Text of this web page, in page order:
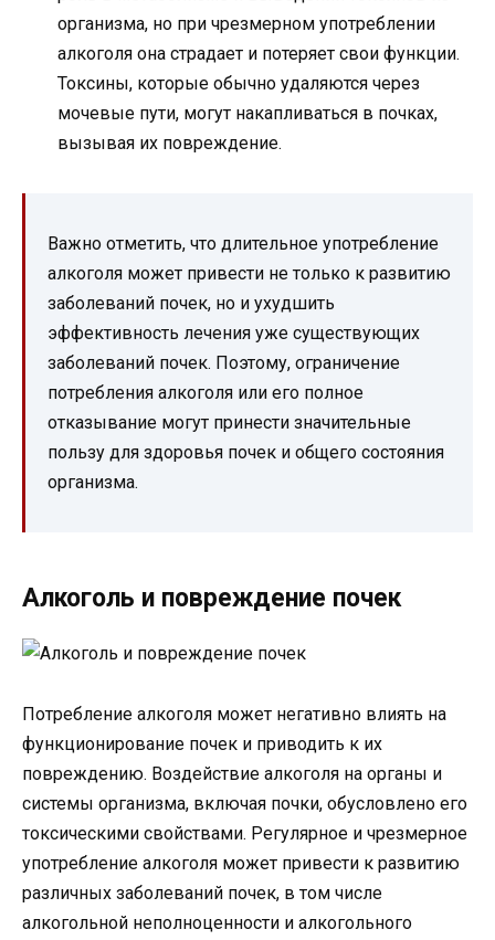
организма, но при чрезмерном употреблении
алкоголя она страдает и потеряет свои функции.
Токсины, которые обычно удаляются через
мочевые пути, могут накапливаться в почках,
вызывая их повреждение.
Важно отметить, что длительное употребление
алкоголя может привести не только к развитию
заболеваний почек, но и ухудшить
эффективность лечения уже существующих
заболеваний почек. Поэтому, ограничение
потребления алкоголя или его полное
отказывание могут принести значительные
пользу для здоровья почек и общего состояния
организма.
Алкоголь и повреждение почек
Потребление алкоголя может негативно влиять на
функционирование почек и приводить к их
повреждению. Воздействие алкоголя на органы и
системы организма, включая почки, обусловлено его
токсическими свойствами. Регулярное и чрезмерное
употребление алкоголя может привести к развитию
различных заболеваний почек, в том числе
алкогольной неполноценности и алкогольного